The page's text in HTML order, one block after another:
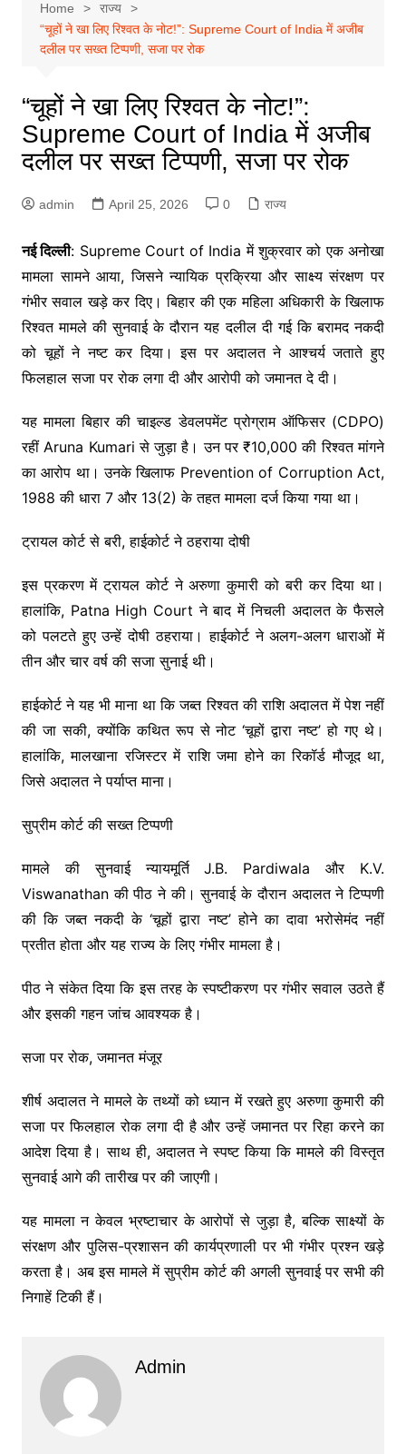
Home
राज्य
“चूहों ने खा लिए रिश्वत के नोट!”: Supreme Court of India में अजीब
दलील पर सख्त टिप्पणी, सजा पर रोक
“चूहों ने खा लिए रिश्वत के नोट!”:
Supreme Court of India में अजीब
दलील पर सख्त टिप्पणी, सजा पर रोक
admin April 25, 2026 0 राज्य
नई दिल्ली: Supreme Court of India में शुक्रवार को एक अनोखा
मामला सामने आया, जिसने न्यायिक प्रक्रिया और साक्ष्य संरक्षण पर
गंभीर सवाल खड़े कर दिए। बिहार की एक महिला अधिकारी के खिलाफ
रिश्वत मामले की सुनवाई के दौरान यह दलील दी गई कि बरामद नकदी
को चूहों ने नष्ट कर दिया। इस पर अदालत ने आश्चर्य जताते हुए
फिलहाल सजा पर रोक लगा दी और आरोपी को जमानत दे दी।
यह मामला बिहार की चाइल्ड डेवलपमेंट प्रोग्राम ऑफिसर (CDPO)
रहीं Aruna Kumari से जुड़ा है। उन पर ₹10,000 की रिश्वत मांगने
का आरोप था। उनके खिलाफ Prevention of Corruption Act,
1988 की धारा 7 और 13(2) के तहत मामला दर्ज किया गया था।
ट्रायल कोर्ट से बरी, हाईकोर्ट ने ठहराया दोषी
इस प्रकरण में ट्रायल कोर्ट ने अरुणा कुमारी को बरी कर दिया था।
हालांकि, Patna High Court ने बाद में निचली अदालत के फैसले
को पलटते हुए उन्हें दोषी ठहराया। हाईकोर्ट ने अलग-अलग धाराओं में
तीन और चार वर्ष की सजा सुनाई थी।
हाईकोर्ट ने यह भी माना था कि जब्त रिश्वत की राशि अदालत में पेश नहीं
की जा सकी, क्योंकि कथित रूप से नोट ‘चूहों द्वारा नष्ट’ हो गए थे।
हालांकि, मालखाना रजिस्टर में राशि जमा होने का रिकॉर्ड मौजूद था,
जिसे अदालत ने पर्याप्त माना।
सुप्रीम कोर्ट की सख्त टिप्पणी
मामले की सुनवाई न्यायमूर्ति J.B. Pardiwala और K.V.
Viswanathan की पीठ ने की। सुनवाई के दौरान अदालत ने टिप्पणी
की कि जब्त नकदी के ‘चूहों द्वारा नष्ट’ होने का दावा भरोसेमंद नहीं
प्रतीत होता और यह राज्य के लिए गंभीर मामला है।
पीठ ने संकेत दिया कि इस तरह के स्पष्टीकरण पर गंभीर सवाल उठते हैं
और इसकी गहन जांच आवश्यक है।
सजा पर रोक, जमानत मंजूर
शीर्ष अदालत ने मामले के तथ्यों को ध्यान में रखते हुए अरुणा कुमारी की
सजा पर फिलहाल रोक लगा दी है और उन्हें जमानत पर रिहा करने का
आदेश दिया है। साथ ही, अदालत ने स्पष्ट किया कि मामले की विस्तृत
सुनवाई आगे की तारीख पर की जाएगी।
यह मामला न केवल भ्रष्टाचार के आरोपों से जुड़ा है, बल्कि साक्ष्यों के
संरक्षण और पुलिस-प्रशासन की कार्यप्रणाली पर भी गंभीर प्रश्न खड़े
करता है। अब इस मामले में सुप्रीम कोर्ट की अगली सुनवाई पर सभी की
निगाहें टिकी हैं।
Admin